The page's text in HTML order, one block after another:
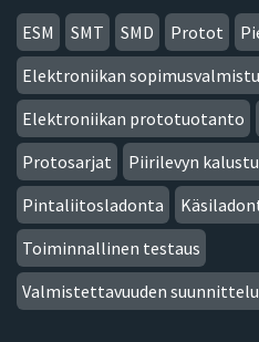
ESM SMT SMD Protot
Elektroniikan
Elektroniikan prototuotanto
Protosarjat
Piirilevyn
Pintaliitosladonta
Toiminnallinen testaus
Valmistettavuuden